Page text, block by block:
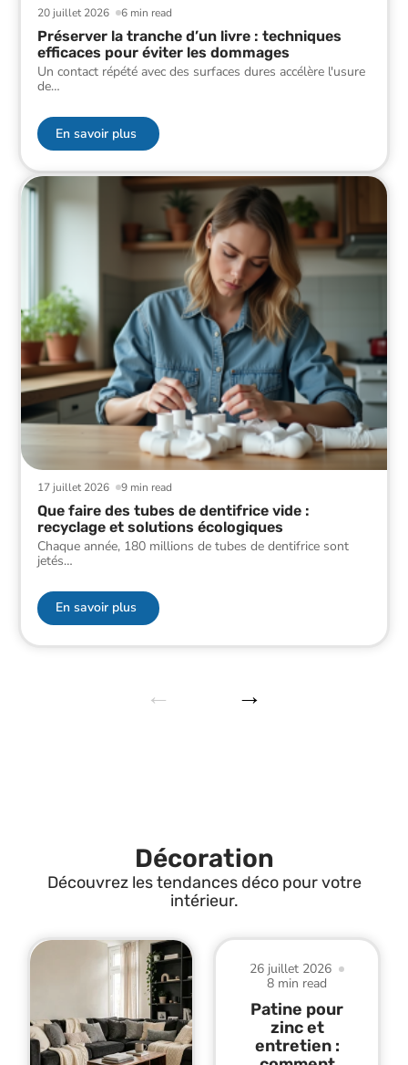
6 min read
20 juillet 2026
Préserver la tranche d’un livre : techniques
efficaces pour éviter les dommages
Un contact répété avec des surfaces dures accélère l'usure
de…
En savoir plus
9 min read
17 juillet 2026
Que faire des tubes de dentifrice vide :
recyclage et solutions écologiques
Chaque année, 180 millions de tubes de dentifrice sont
jetés…
En savoir plus
Décoration
Découvrez les tendances déco pour votre
intérieur.
8 min read
26 juillet 2026
Patine pour
zinc et
entretien :